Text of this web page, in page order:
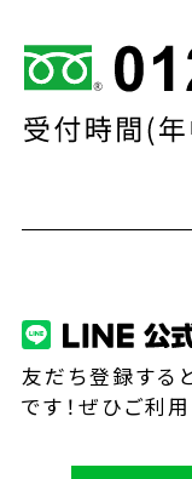
友だち登録する
です！ぜひご利用